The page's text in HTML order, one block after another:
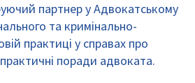
партнер у Адвокатському
та кримінально-
практиці у справах про
поради адвоката.